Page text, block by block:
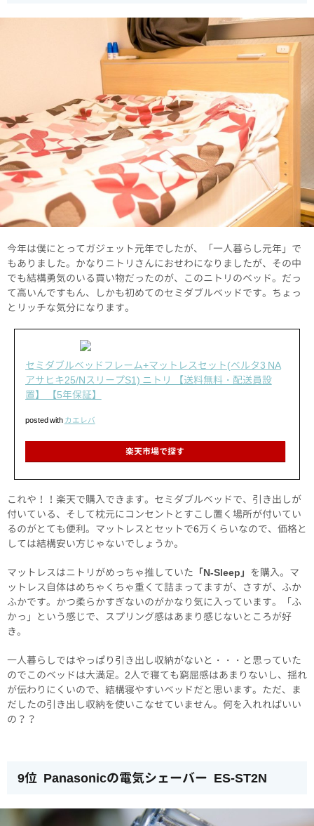
今年は僕にとってガジェット元年でしたが、「一人暮らし元年」で
もありました。かなりニトリさんにおせわになりましたが、その中
でも結構勇気のいる買い物だったのが、このニトリのベッド。だっ
て高いんですもん、しかも初めてのセミダブルベッドです。ちょっ
とリッチな気分になります。
セミダブルベッドフレーム+マットレスセット(ベルタ3 NA
アサヒキ25/NスリープS1) ニトリ 【送料無料・配送員設
置】 【5年保証】
posted with カエレバ
楽天市場で探す
これや！！楽天で購入できます。セミダブルベッドで、引き出しが
付いている、そして枕元にコンセントとすこし置く場所が付いてい
るのがとても便利。マットレスとセットで6万くらいなので、価格と
しては結構安い方じゃないでしょうか。
マットレスはニトリがめっちゃ推していた 「N-Sleep」 を購入。マ
ットレス自体はめちゃくちゃ重くて詰まってますが、さすが、ふか
ふかです。かつ柔らかすぎないのがかなり気に入っています。「ふ
かっ」という感じで、スプリング感はあまり感じないところが好
き。
一人暮らしではやっぱり引き出し収納がないと・・・と思っていた
のでこのベッドは大満足。2人で寝ても窮屈感はあまりないし、揺れ
が伝わりにくいので、結構寝やすいベッドだと思います。ただ、ま
だしたの引き出し収納を使いこなせていません。何を入れればいい
の？？
9位 Panasonicの電気シェーバー ES-ST2N